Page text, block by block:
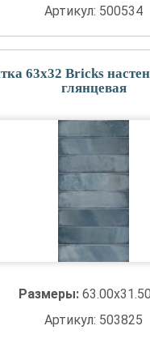
Артикул: 500534
63x32 Bricks
глянцевая
Размеры:
Артикул: 503825